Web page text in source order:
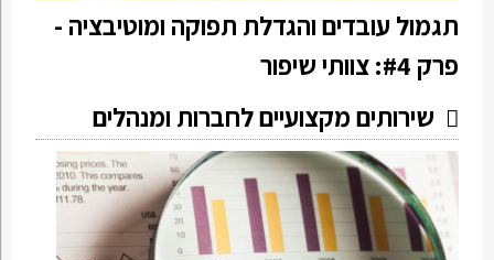
תגמול עובדים והגדלת תפוקה ומוטיבציה -
פרק #4: צוותי שיפור
שירותים מקצועיים לחברות ומנהלים